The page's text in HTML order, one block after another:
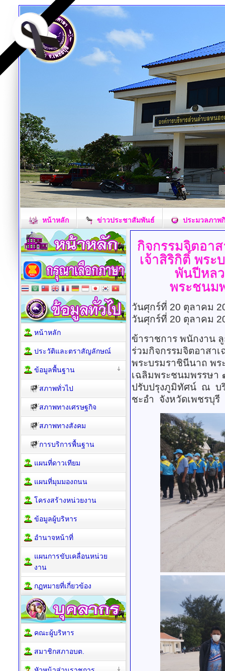
หน้าหลัก ข่าวประชาสัมพันธ์ ประมวลภาพ
กิจกรรมจิตอา
เจ้าสิริกิติ์ พระ
พันปีหลว
พระชนม
วันศุกร์ที่ 20 ตุลาคม
วันศุกร์ที่ 20 ตุลาคม
ข้าราชการ พนักงาน
ร่วมกิจกรรมจิตอาสาเ
พระบรมราชินีนาถ พร
เฉลิมพระชนมพรรษา
ปรับปรุงภูมิทัศน์ ณ บ
ชะอำ จังหวัดเพชรบุรี
หน้าหลัก
ประวัติและตราสัญลักษณ์
ข้อมูลพื้นฐาน
สภาพทั่วไป
สภาพทางเศรษฐกิจ
สภาพทางสังคม
การบริการพื้นฐาน
แผนที่ดาวเทียม
แผนที่มุมมองถนน
โครงสร้างหน่วยงาน
ข้อมูลผู้บริหาร
อำนาจหน้าที่
แผนการขับเคลื่อนหน่วย
งาน
กฏหมายที่เกี่ยวข้อง
คณะผู้บริหาร
สมาชิกสภาอบต.